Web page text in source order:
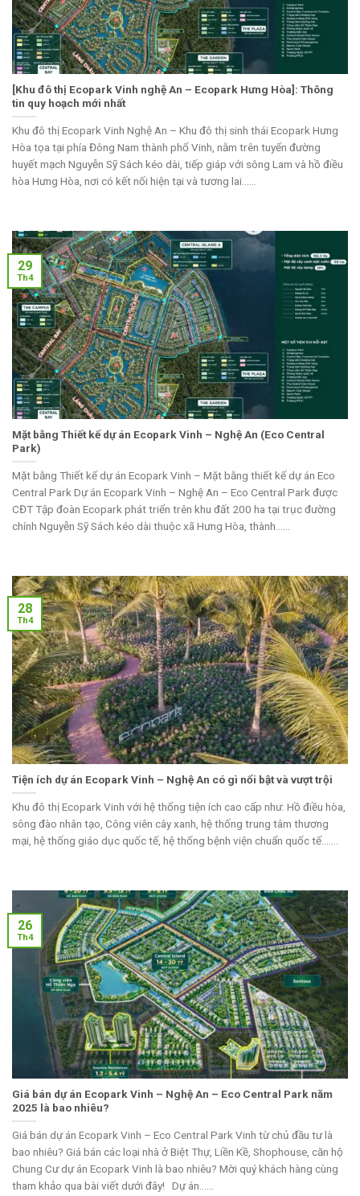
[Khu đô thị Ecopark Vinh nghệ An – Ecopark Hưng Hòa]: Thông
tin quy hoạch mới nhất
Khu đô thị Ecopark Vinh Nghệ An – Khu đô thị sinh thái Ecopark Hưng
Hòa tọa tại phía Đông Nam thành phố Vinh, nằm trên tuyến đường
huyết mạch Nguyễn Sỹ Sách kéo dài, tiếp giáp với sông Lam và hồ điều
hòa Hưng Hòa, nơi có kết nối hiện tại và tương lai......
Mặt bằng Thiết kế dự án Ecopark Vinh – Nghệ An (Eco Central
Park)
Mặt bằng Thiết kế dự án Ecopark Vinh – Mặt bằng thiết kế dự án Eco
Central Park Dự án Ecopark Vinh – Nghệ An – Eco Central Park được
CĐT Tập đoàn Ecopark phát triển trên khu đất 200 ha tại trục đường
chính Nguyễn Sỹ Sách kéo dài thuộc xã Hưng Hòa, thành......
29
Th4
Tiện ích dự án Ecopark Vinh – Nghệ An có gì nổi bật và vượt trội
Khu đô thị Ecopark Vinh với hệ thống tiện ích cao cấp như: Hồ điều hòa,
sông đào nhân tạo, Công viên cây xanh, hệ thống trung tâm thương
mại, hệ thống giáo dục quốc tế, hệ thống bệnh viện chuẩn quốc tế.......
28
Th4
Giá bán dự án Ecopark Vinh – Nghệ An – Eco Central Park năm
2025 là bao nhiêu?
Giá bán dự án Ecopark Vinh – Eco Central Park Vinh từ chủ đầu tư là
bao nhiêu? Giá bán các loại nhà ở Biệt Thự, Liền Kề, Shophouse, căn hộ
Chung Cư dự án Ecopark Vinh là bao nhiêu? Mời quý khách hàng cùng
tham khảo qua bài viết dưới đây! Dự án......
26
Th4